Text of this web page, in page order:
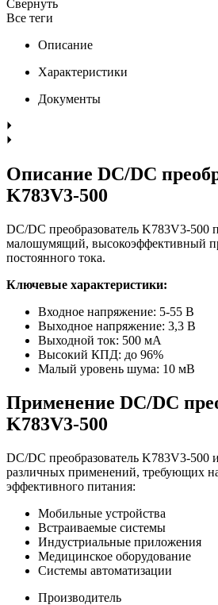
Свернуть
Все теги
Описание
Характеристики
Документы
Описание DC/DC
K783V3-500
DC/DC преобразователь K783V3-500
малошумящий, высокоэффективный
постоянного тока.
Ключевые характеристики:
Входное напряжение: 5-55 В
Выходное напряжение: 3,3 В
Выходной ток: 500 мА
Высокий КПД: до 96%
Малый уровень шума: 10 мВ
Применение DC/DC
K783V3-500
DC/DC преобразователь K783V3-500
различных применений, требующих
эффективного питания:
Мобильные устройства
Встраиваемые системы
Индустриальные приложения
Медицинское оборудование
Системы автоматизации
Производитель